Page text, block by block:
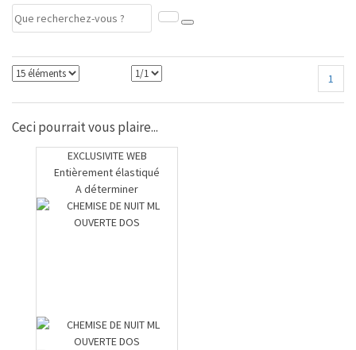
1
Ceci pourrait vous plaire...
EXCLUSIVITE WEB
Entièrement élastiqué
A déterminer